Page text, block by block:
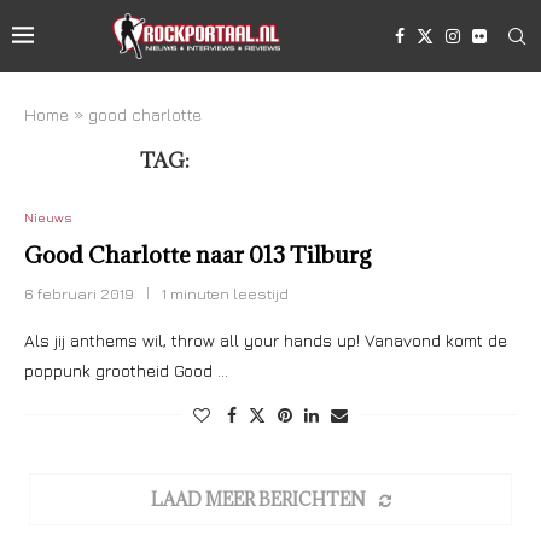
Home » good charlotte
TAG:
Nieuws
Good Charlotte naar 013 Tilburg
6 februari 2019 1 minuten leestijd
Als jij anthems wil, throw all your hands up! Vanavond komt de
poppunk grootheid Good …
LAAD MEER BERICHTEN